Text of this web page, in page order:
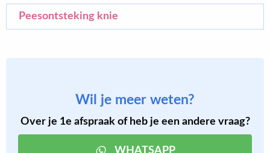
Peesontsteking knie
Wil je meer weten?
Over je 1e afspraak of heb je een andere vraag?
WHATSAPP